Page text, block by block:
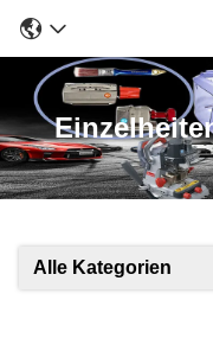
Alle Kategorien